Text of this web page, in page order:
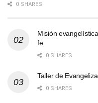
0 SHARES
Misión
fe
0 SHARES
Taller de
0 SHARES